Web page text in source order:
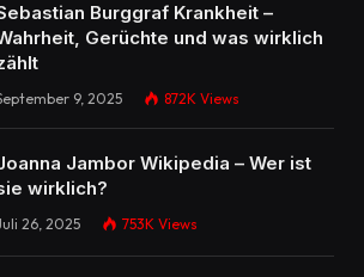
Burggraf Krankheit –
Gerüchte und was wirklich
9, 2025 872K Views
Jambor Wikipedia – Wer ist
wirklich?
26, 2025 753K Views